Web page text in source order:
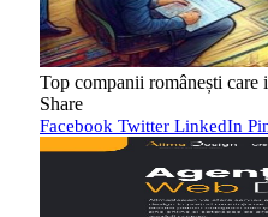
Top companii românești care
Share
Facebook Twitter LinkedIn